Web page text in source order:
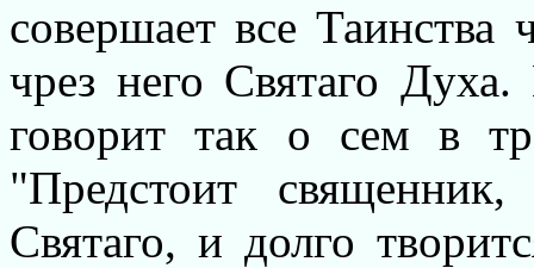
совершает все Таинства
чрез него Святаго
говорит так о сем в
"Предстоит
Святаго, и долго